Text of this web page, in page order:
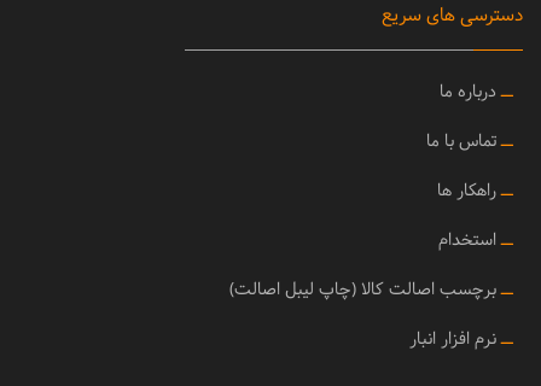
دسترسی های سریع
ــ درباره ما
ــتماس با ما
ــراهکار ها
ــ استخدام
ــبرچسب اصالت کالا (چاپ لیبل اصالت)
ــنرم افزار انبار